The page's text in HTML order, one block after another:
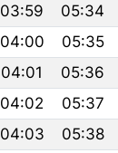
03:59 05:34
04:00 05:35
04:01 05:36
04:02 05:37
04:03 05:38